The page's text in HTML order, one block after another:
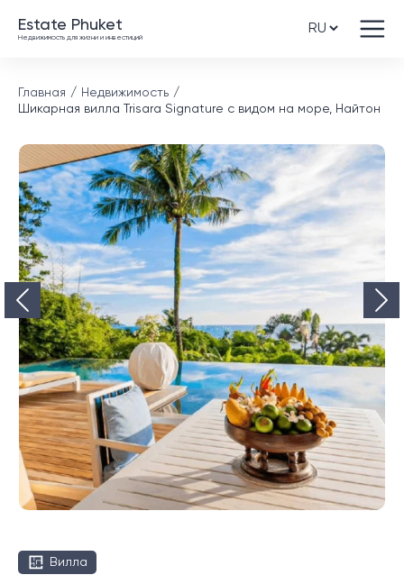
Estate Phuket
Недвижимость для жизни и инвестиций
Главная
Недвижимость
Шикарная вилла Trisara Signature с видом на море, Найтон
Вилла